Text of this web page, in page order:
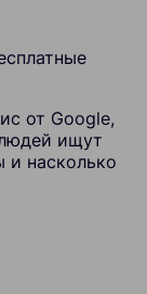
от Google,
ищут
и насколько